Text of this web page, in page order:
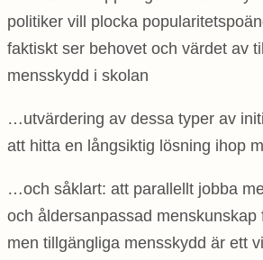
politiker vill plocka
faktiskt ser behovet och värdet av
mensskydd i skolan
…utvärdering av dessa typer av
att hitta en långsiktig lösning ihop
…och såklart: att parallellt jobba
och åldersanpassad menskunskap
men tillgängliga mensskydd är ett